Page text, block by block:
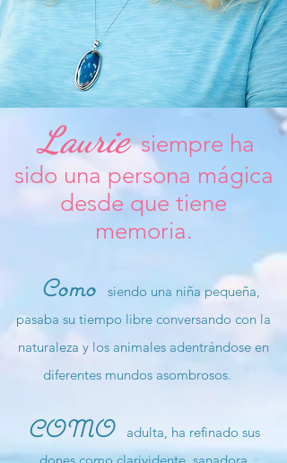
Laurie siempre ha
sido una persona mágica
desde que tiene
memoria.
Como
siendo una niña pequeña,
pasaba su tiempo libre conversando con la
naturaleza y los animales adentrándose en
diferentes mundos asombrosos.
COMO
adulta, ha refinado sus
dones como clarividente, sanadora